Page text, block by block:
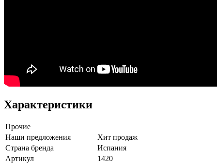
Характеристики
Прочие
Наши предложения
Хит продаж
Страна бренда
Испания
Артикул
1420